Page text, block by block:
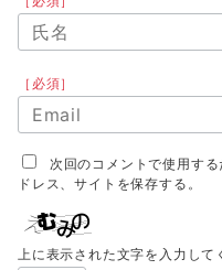
［必須］
次回のコメントで使用す
ドレス、サイトを保存する。
上に表示された文字を入力して